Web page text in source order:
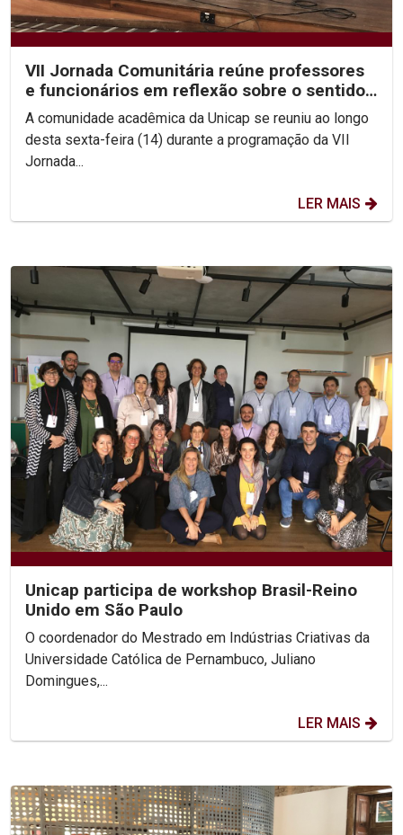
VII Jornada Comunitária reúne professores
e funcionários em reflexão sobre o sentido
da vida
A comunidade acadêmica da Unicap se reuniu ao longo
desta sexta-feira (14) durante a programação da VII
Jornada...
LER MAIS
Unicap participa de workshop Brasil-Reino
Unido em São Paulo
O coordenador do Mestrado em Indústrias Criativas da
Universidade Católica de Pernambuco, Juliano
Domingues,...
LER MAIS